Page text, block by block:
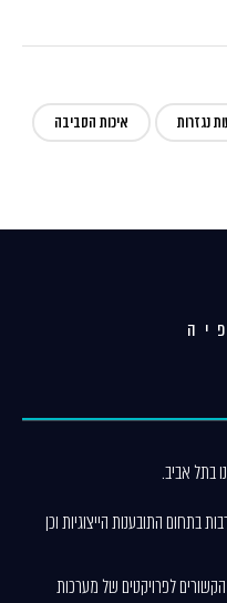
נגזרות איכות הסביבה
בתל אביב.
בתחום התובענות הייצוגיות וכן
לפרויקטים של מערכות